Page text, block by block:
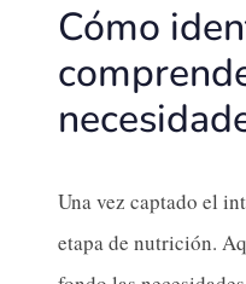
Cómo
Una vez captado el
etapa de nutrición.